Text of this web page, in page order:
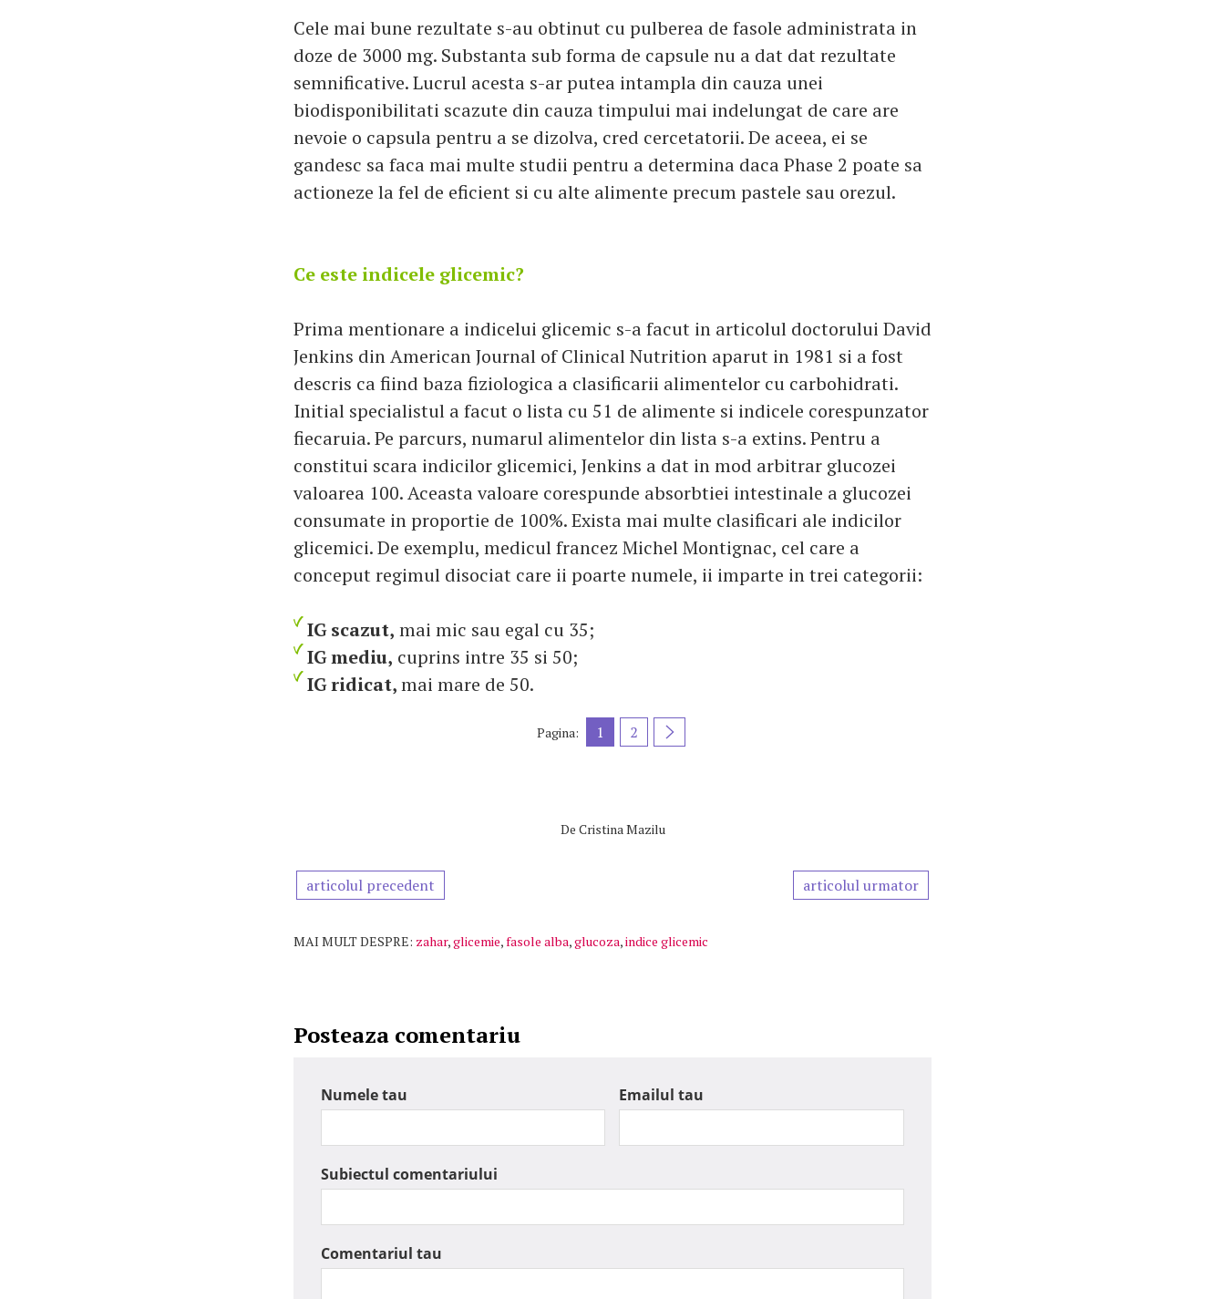
Cele mai bune rezultate s-au obtinut cu pulberea de fasole administrata in
doze de 3000 mg. Substanta sub forma de capsule nu a dat dat rezultate
semnificative. Lucrul acesta s-ar putea intampla din cauza unei
biodisponibilitati scazute din cauza timpului mai indelungat de care are
nevoie o capsula pentru a se dizolva, cred cercetatorii. De aceea, ei se
gandesc sa faca mai multe studii pentru a determina daca Phase 2 poate sa
actioneze la fel de eficient si cu alte alimente precum pastele sau orezul.
Ce este indicele glicemic?
Prima mentionare a indicelui glicemic s-a facut in articolul doctorului David
Jenkins din American Journal of Clinical Nutrition aparut in 1981 si a fost
descris ca fiind baza fiziologica a clasificarii alimentelor cu carbohidrati.
Initial specialistul a facut o lista cu 51 de alimente si indicele corespunzator
fiecaruia. Pe parcurs, numarul alimentelor din lista s-a extins. Pentru a
constitui scara indicilor glicemici, Jenkins a dat in mod arbitrar glucozei
valoarea 100. Aceasta valoare corespunde absorbtiei intestinale a glucozei
consumate in proportie de 100%. Exista mai multe clasificari ale indicilor
glicemici. De exemplu, medicul francez Michel Montignac, cel care a
conceput regimul disociat care ii poarte numele, ii imparte in trei categorii:
IG scazut, mai mic sau egal cu 35;
IG mediu, cuprins intre 35 si 50;
IG ridicat,mai mare de 50.
Pagina: 1 2
De Cristina Mazilu
articolul precedent articolul urmator
MAI MULT DESPRE: zahar,glicemie,fasole alba,glucoza,indice glicemic
Posteaza comentariu
Numele tau Emailul tau
Subiectul comentariului
Comentariul tau